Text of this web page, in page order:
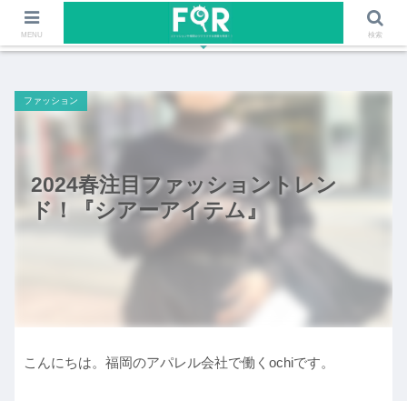
ファッションや福岡のワクワクする情報を発信！！
2024春注目ファッショントレン
ド！『シアーアイテム』
ファッション
こんにちは。福岡のアパレル会社で働くochiです。
MENU 検索